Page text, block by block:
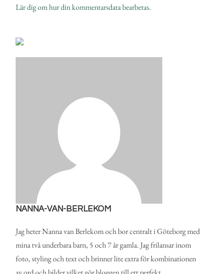
Lär dig om hur din kommentarsdata bearbetas.
NANNA-VAN-BERLEKOM
Jag heter Nanna van Berlekom och bor centralt i Göteborg med
mina två underbara barn, 5 och 7 år gamla. Jag frilansar inom
foto, styling och text och brinner lite extra för kombinationen